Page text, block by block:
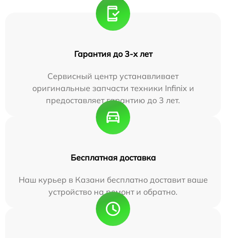
Гарантия до 3-х лет
Сервисный центр устанавливает
оригинальные запчасти техники Infinix и
предоставляет гарантию до 3 лет.
Бесплатная доставка
Наш курьер в Казани бесплатно доставит ваше
устройство на ремонт и обратно.